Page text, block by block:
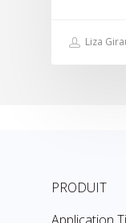
Liza
PRODUIT